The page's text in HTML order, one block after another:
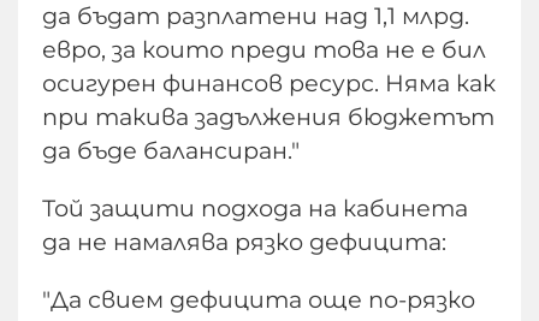
да бъдат разплатени над 1,1 млрд.
евро, за които преди това не е бил
осигурен финансов ресурс. Няма как
при такива задължения бюджетът
да бъде балансиран."
Той защити подхода на кабинета
да не намалява рязко дефицита:
"Да свием дефицита още по-рязко